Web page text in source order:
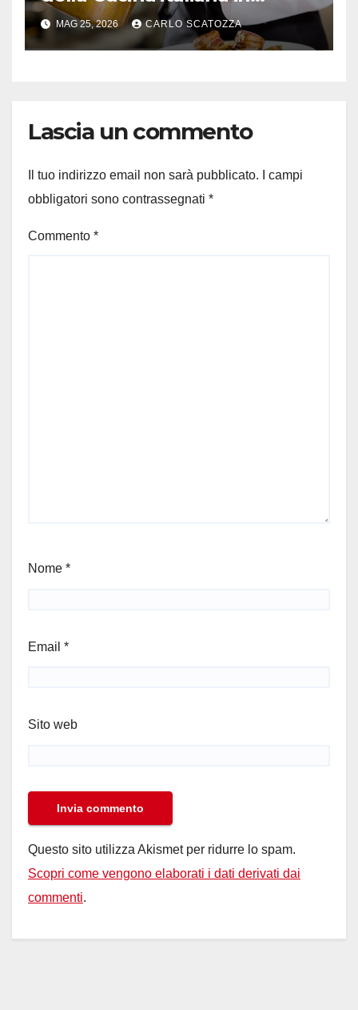
Svizzera
MAG 25, 2026 CARLO SCATOZZA
Lascia un commento
Il tuo indirizzo email non sarà pubblicato.
I campi
obbligatori sono contrassegnati *
Commento *
Nome *
Email *
Sito web
Questo sito utilizza Akismet per ridurre lo spam.
Scopri come vengono elaborati i dati derivati dai
commenti.